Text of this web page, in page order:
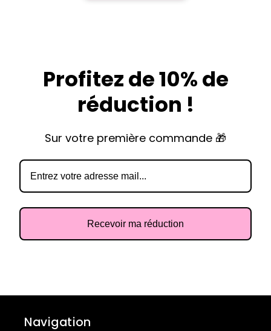
Profitez de 10% de
réduction !
Sur votre première commande 🎁
Recevoir ma réduction
Navigation